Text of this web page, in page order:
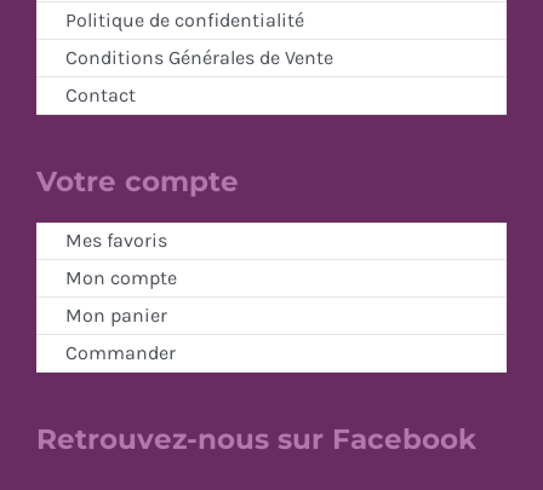
Politique de confidentialité
Conditions Générales de Vente
Contact
Votre compte
Mes favoris
Mon compte
Mon panier
Commander
Retrouvez-nous sur Facebook